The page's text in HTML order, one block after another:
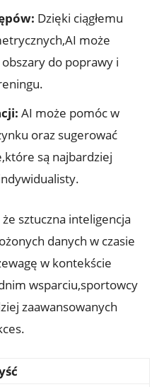
Dzięki ciągłemu
może
do poprawy i
AI może pomóc w
oraz sugerować
są najbardziej
sztuczna inteligencja
danych w czasie
w kontekście
wsparciu,sportowcy
zaawansowanych